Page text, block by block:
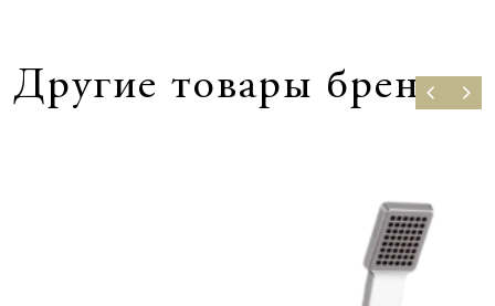
Другие товары бренда